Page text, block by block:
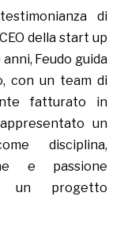
di
della start up
Feudo guida
con un team di
fatturato in
un
disciplina,
e passione
un progetto